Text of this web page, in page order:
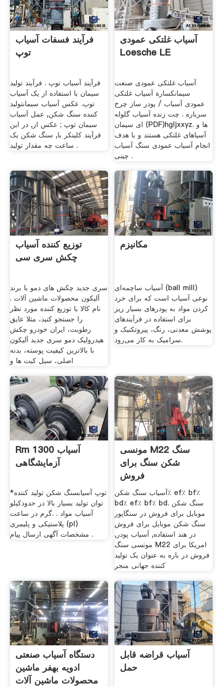
فرآیند فسفات آسیاب
توپ
فرآیند آسیاب توپ . فرآیند تولید
سیمان با استفاده از یک آسیاب
توپ. عکس آسیاب سیمانتولید
کننده سنگ شکن, عمل آسیاب
سیمان توپ ; عکس از, در این
فرآیند کلینکر با, سنگ شکن یک
ساعت چه مقدار تولید .
آسیاب غلتکی عمودی
Loesche LE
آسیاب غلتکی عمودی صنعت
سیمانكسارة آسیاب غلتکی
عمودی آسیاب / پودر ساز چرخ
سرباره . چت زنده آسیاب گلوله
ای سیمان (PDF)hgljxxyz. ها و
آسیاهای غلتکی هستند و با هدف
انجام آسیاب عمودی سنگ آسیاب
چینی .
توزیع کننده آسیاب
چکش سری سی
سری جدید چکش های دمو با برند
آلیکون محصولات ماشین آلات .
نام کالا یا توزیع کننده مورد نظر
را جستجو کنید، مثلا عایق
رطوبت، ایران خودرو چکش
هیدرولیک دمو سری جدید آلیکون
با بالاترین کیفیت پوسته، بدنه
اصلی، سیل کیت ها و
مکانیزم
آسیاب ساچمه‌ای (ball mill)
نوعی آسیاب است که برای خرد
کردن مواد به پودرهای بسیار ریز
برای استفاده در فرآیندهای
پوشش معدنی، رنگ، پیروتکنیک و
سرامیک به کار می‌رود.
Rm 1300 آسیاب
آزمایشگاهی
*توپ آسیابسنگ شکن تولید کننده
گرم در ساعت‏‎. . ‏ آسیاب مواد
پلاستیکی و پلیمری (‏pl‎‏)
مشخصات آگهی ارسال پیام .
مونسی M22 سنگ
شکن سنگ برای
فروش
آسیاب سنگ شکن٪ ef٪ bf٪
bd٪ ef٪ bf٪ bd. سنگ شکن
موبایل برای فروش در سنگاپور
سنگ شکن موبایل برای فروش
در هند استفاده, آسیاب پودر,
مونسی سنگ M22 امریکا برای
فروش در باره به عنوان یک تولید
کننده جهانی منجر
دستگاه آسیاب صنعتی
ادویه بهفر ماشین
محصولات ماشین آلات
آسیاب قراضه قابل
حمل